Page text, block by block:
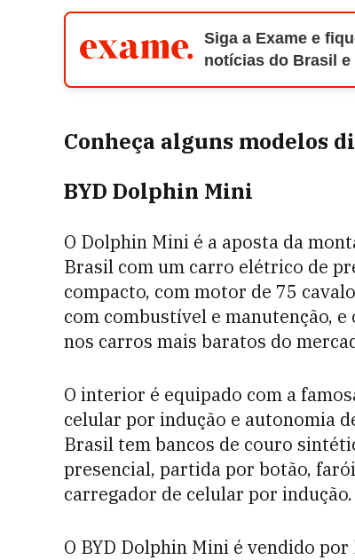
Siga a Exame e
notícias do Brasil e
Conheça alguns modelos
BYD Dolphin Mini
O Dolphin Mini é a aposta da
Brasil com um carro elétrico de
compacto, com motor de 75
com combustível e manutenção,
nos carros mais baratos do
O interior é equipado com a
celular por indução e autonomia
Brasil tem bancos de couro
presencial, partida por botão,
carregador de celular por indução.
O BYD Dolphin Mini é vendido